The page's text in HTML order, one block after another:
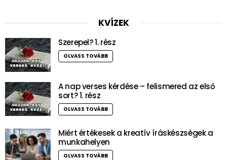
KVÍZEK
Szerepel? 1. rész
OLVASS TOVÁBB
A nap verses kérdése – felismered az első
sort? 1. rész
OLVASS TOVÁBB
Miért értékesek a kreatív íráskészségek a
munkahelyen
OLVASS TOVÁBB